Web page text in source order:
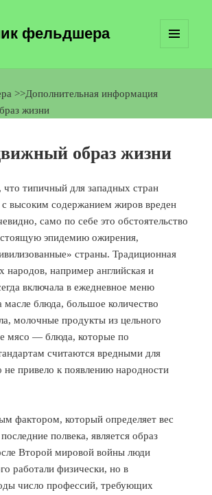
фельдшера
>>Дополнительная информация
жизни
образ жизни
типичный для западных стран
с высоким содержанием жиров вреден
само по себе это обстоятельство
эпидемию ожирения,
страны. Традиционная
народов, например английская и
включала в ежедневное меню
блюда, большое количество
молочные продукты из цельного
мясо — блюда, которые по
считаются вредными для
не привело к появлению народности
фактором, который определяет вес
полвека, является образ
Второй мировой войны люди
работали физически, но в
число профессий, требующих